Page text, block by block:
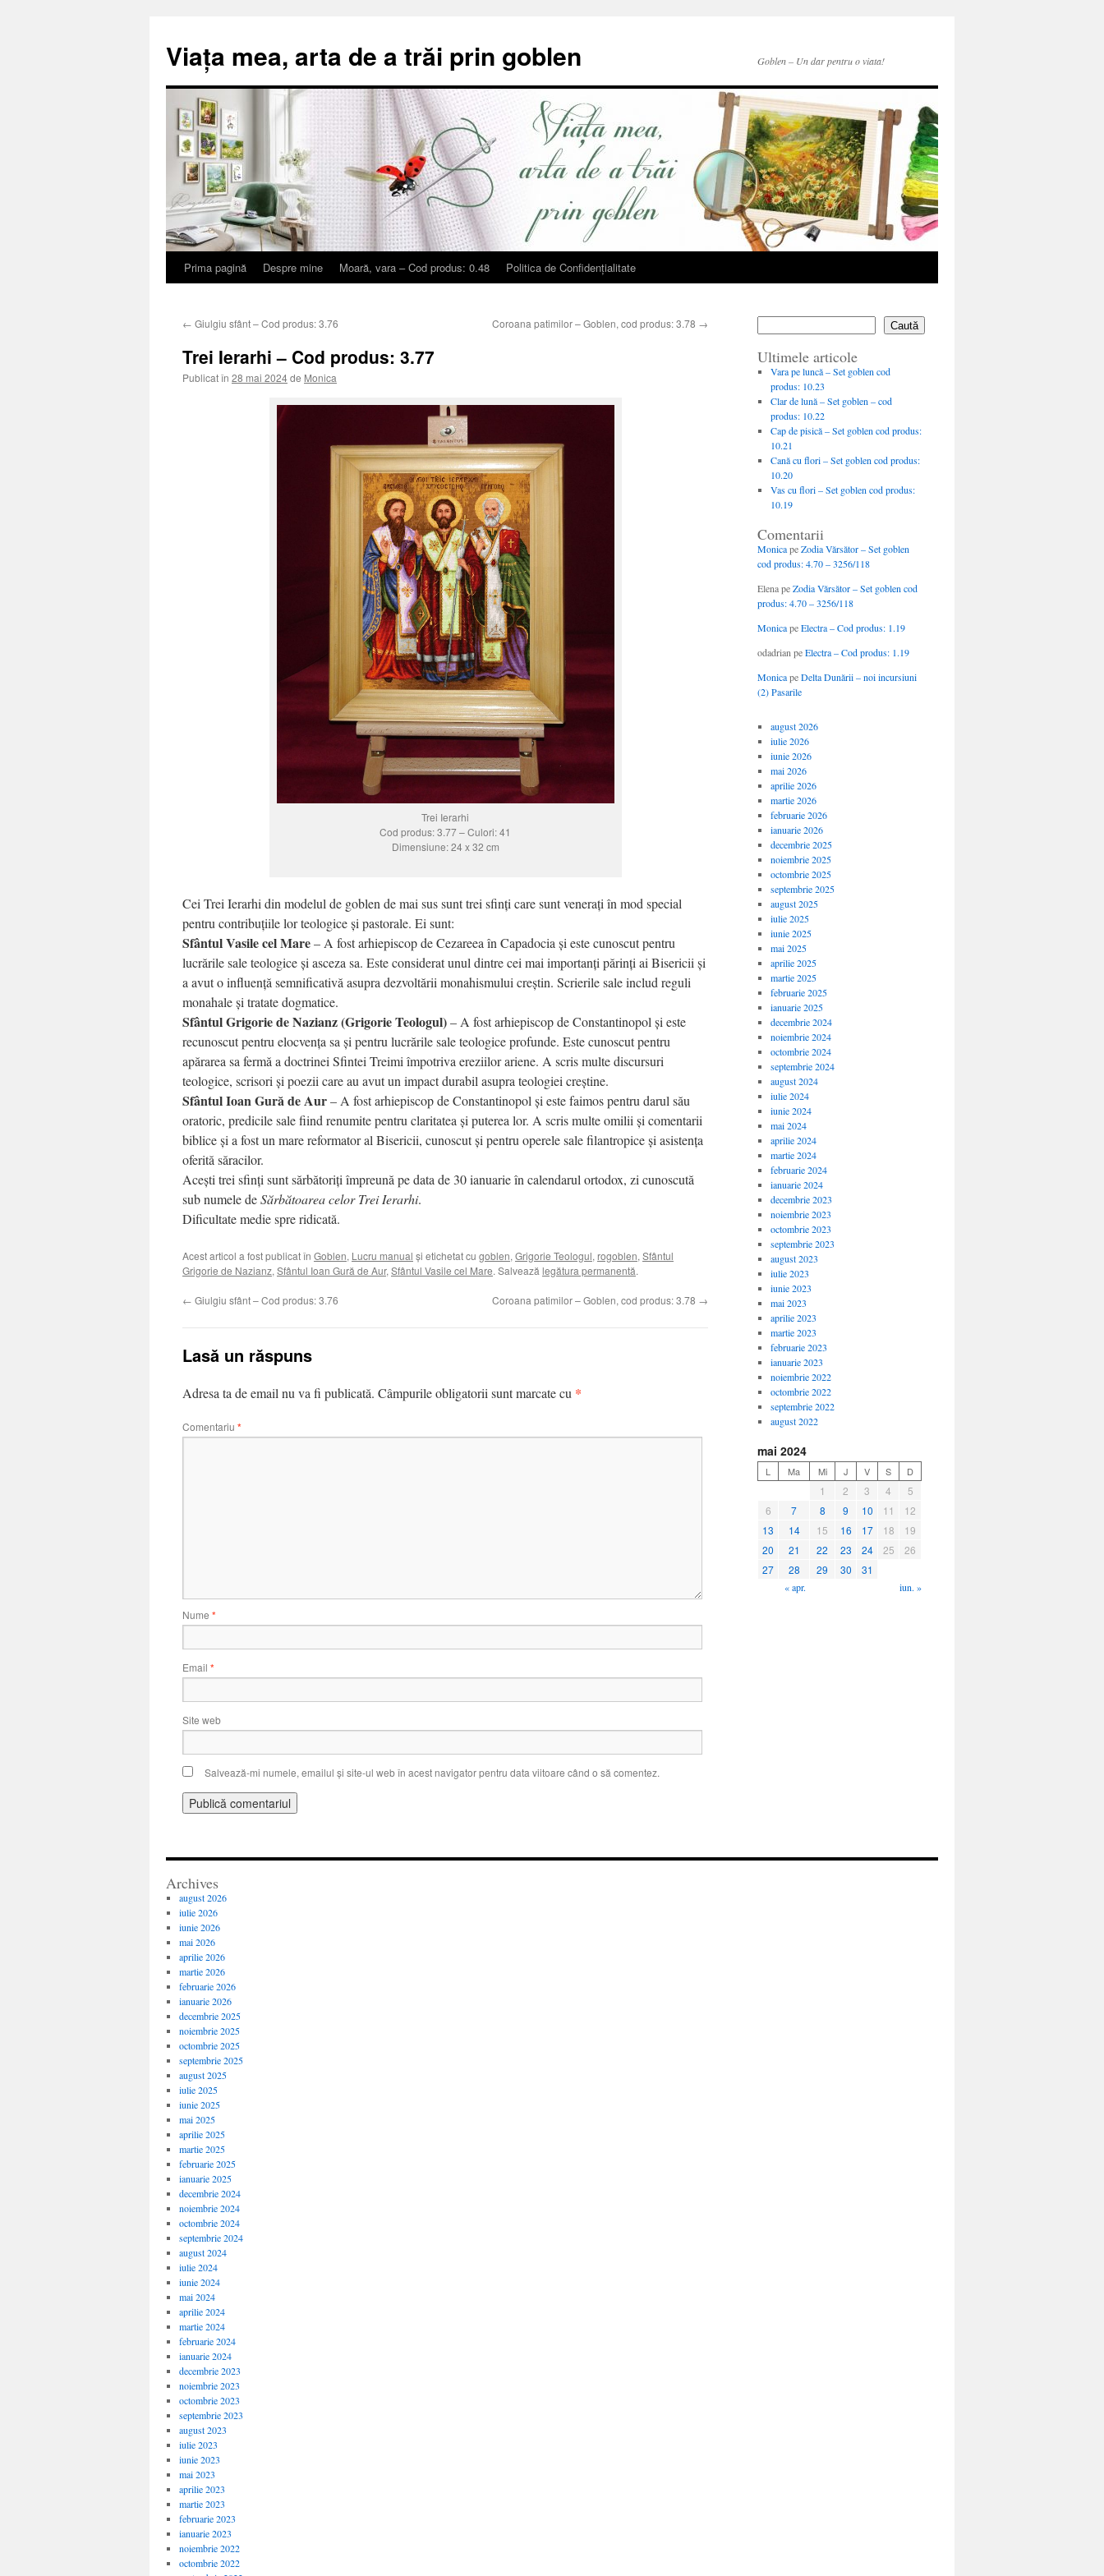
Viața mea, arta de a trăi prin goblen Goblen – Un dar pentru o viata!
Sari
conținut
Prima pagină Despre mine Moară, vara – Cod produs: 0.48 Politica de Confidențialitate
← Giulgiu sfânt – Cod produs: 3.76 Coroana patimilor – Goblen, cod produs: 3.78 →
Trei Ierarhi – Cod produs: 3.77
Publicat în 28 mai 2024de Monica
Trei Ierarhi
Cod produs: 3.77 – Culori: 41
Dimensiune: 24 x 32 cm
Cei Trei Ierarhi din modelul de goblen de mai sus sunt trei sfinți care sunt venerați în mod special
pentru contribuțiile lor teologice și pastorale. Ei sunt:
Sfântul Vasile cel Mare– A fost arhiepiscop de Cezareea în Capadocia și este cunoscut pentru
lucrările sale teologice și asceza sa. Este considerat unul dintre cei mai importanți părinți ai Bisericii și
a avut o influență semnificativă asupra dezvoltării monahismului creștin. Scrierile sale includ reguli
monahale și tratate dogmatice.
Sfântul Grigorie de Nazianz (Grigorie Teologul)– A fost arhiepiscop de Constantinopol și este
recunoscut pentru elocvența sa și pentru lucrările sale teologice profunde. Este cunoscut pentru
apărarea sa fermă a doctrinei Sfintei Treimi împotriva ereziilor ariene. A scris multe discursuri
teologice, scrisori și poezii care au avut un impact durabil asupra teologiei creștine.
Sfântul Ioan Gură de Aur– A fost arhiepiscop de Constantinopol și este faimos pentru darul său
oratoric, predicile sale fiind renumite pentru claritatea și puterea lor. A scris multe omilii și comentarii
biblice și a fost un mare reformator al Bisericii, cunoscut și pentru operele sale filantropice și asistența
oferită săracilor.
Acești trei sfinți sunt sărbătoriți împreună pe data de 30 ianuarie în calendarul ortodox, zi cunoscută
sub numele deSărbătoarea celor Trei Ierarhi.
Dificultate medie spre ridicată.
Acest articol a fost publicat în Goblen, Lucru manual și etichetat cu goblen, Grigorie Teologul, rogoblen, Sfântul
Grigorie de Nazianz, Sfântul Ioan Gură de Aur, Sfântul Vasile cel Mare. Salvează legătura permanentă.
← Giulgiu sfânt – Cod produs: 3.76 Coroana patimilor – Goblen, cod produs: 3.78 →
Lasă un răspuns
Adresa ta de email nu va fi publicată. Câmpurile obligatorii sunt marcate cu *
Comentariu *
Nume *
Email *
Site web
Salvează-mi numele, emailul și site-ul web în acest navigator pentru data viitoare când o să comentez.
Caută
Ultimele articole
Vara pe luncă – Set goblen cod
produs: 10.23
Clar de lună – Set goblen – cod
produs: 10.22
Cap de pisică – Set goblen cod produs:
10.21
Cană cu flori – Set goblen cod produs:
10.20
Vas cu flori – Set goblen cod produs:
10.19
Comentarii
MonicapeZodia Vărsător – Set goblen
cod produs: 4.70 – 3256/118
ElenapeZodia Vărsător – Set goblen cod
produs: 4.70 – 3256/118
MonicapeElectra – Cod produs: 1.19
odadrian peElectra – Cod produs: 1.19
MonicapeDelta Dunării – noi incursiuni
(2) Pasarile
august 2026
iulie 2026
iunie 2026
mai 2026
aprilie 2026
martie 2026
februarie 2026
ianuarie 2026
decembrie 2025
noiembrie 2025
octombrie 2025
septembrie 2025
august 2025
iulie 2025
iunie 2025
mai 2025
aprilie 2025
martie 2025
februarie 2025
ianuarie 2025
decembrie 2024
noiembrie 2024
octombrie 2024
septembrie 2024
august 2024
iulie 2024
iunie 2024
mai 2024
aprilie 2024
martie 2024
februarie 2024
ianuarie 2024
decembrie 2023
noiembrie 2023
octombrie 2023
septembrie 2023
august 2023
iulie 2023
iunie 2023
mai 2023
aprilie 2023
martie 2023
februarie 2023
ianuarie 2023
noiembrie 2022
octombrie 2022
septembrie 2022
august 2022
mai 2024
L Ma Mi J V S D
1 2 3 4
5
6
7 8 9 10 11
12
13
14 15 16 17 18
19
20
21 22 23 24 25
26
27
28 29 30 31
« apr. iun. »
Archives
august 2026
iulie 2026
iunie 2026
mai 2026
aprilie 2026
martie 2026
februarie 2026
ianuarie 2026
decembrie 2025
noiembrie 2025
octombrie 2025
septembrie 2025
august 2025
iulie 2025
iunie 2025
mai 2025
aprilie 2025
martie 2025
februarie 2025
ianuarie 2025
decembrie 2024
noiembrie 2024
octombrie 2024
septembrie 2024
august 2024
iulie 2024
iunie 2024
mai 2024
aprilie 2024
martie 2024
februarie 2024
ianuarie 2024
decembrie 2023
noiembrie 2023
octombrie 2023
septembrie 2023
august 2023
iulie 2023
iunie 2023
mai 2023
aprilie 2023
martie 2023
februarie 2023
ianuarie 2023
noiembrie 2022
octombrie 2022